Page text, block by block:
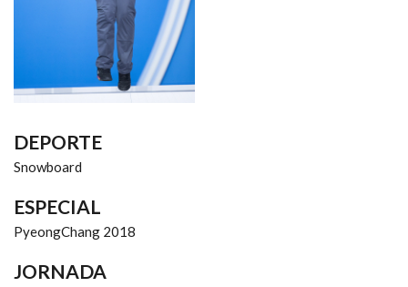
DEPORTE
Snowboard
ESPECIAL
PyeongChang 2018
JORNADA